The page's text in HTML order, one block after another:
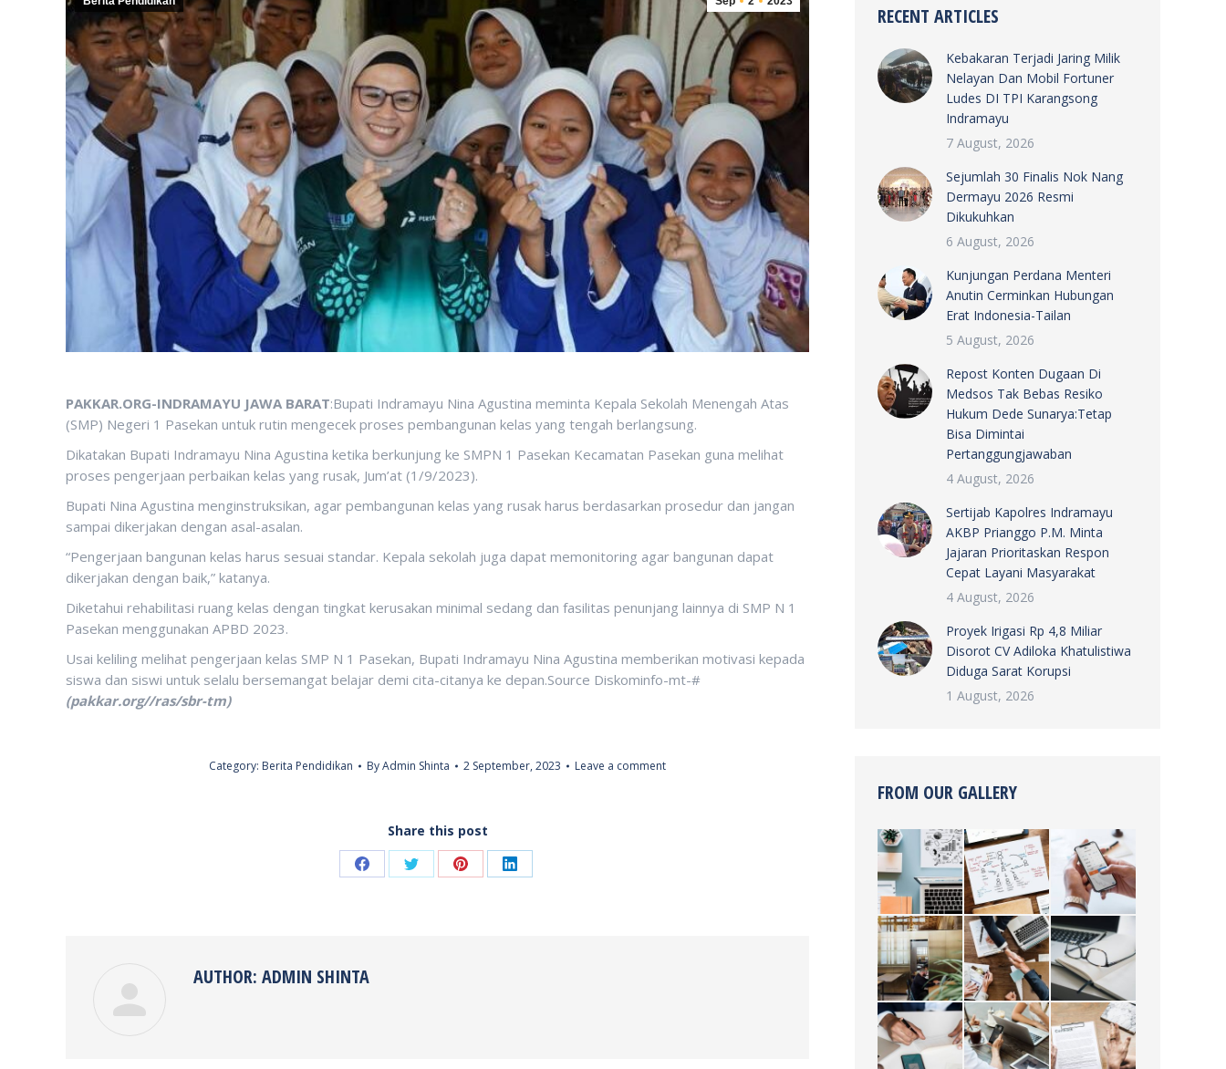
PAKKAR.ORG-INDRAMAYU JAWA BARAT:Bupati Indramayu Nina Agustina meminta Kepala Sekolah Menengah Atas
(SMP) Negeri 1 Pasekan untuk rutin mengecek proses pembangunan kelas yang tengah berlangsung.
Dikatakan Bupati Indramayu Nina Agustina ketika berkunjung ke SMPN 1 Pasekan Kecamatan Pasekan guna melihat
proses pengerjaan perbaikan kelas yang rusak, Jum’at (1/9/2023).
Bupati Nina Agustina menginstruksikan, agar pembangunan kelas yang rusak harus berdasarkan prosedur dan jangan
sampai dikerjakan dengan asal-asalan.
“Pengerjaan bangunan kelas harus sesuai standar. Kepala sekolah juga dapat memonitoring agar bangunan dapat
dikerjakan dengan baik,” katanya.
Diketahui rehabilitasi ruang kelas dengan tingkat kerusakan minimal sedang dan fasilitas penunjang lainnya di SMP N 1
Pasekan menggunakan APBD 2023.
Usai keliling melihat pengerjaan kelas SMP N 1 Pasekan, Bupati Indramayu Nina Agustina memberikan motivasi kepada
siswa dan siswi untuk selalu bersemangat belajar demi cita-citanya ke depan.Source Diskominfo-mt-#
(pakkar.org//ras/sbr-tm)
Category: Berita Pendidikan ByAdmin Shinta 2 September, 2023 Leave a comment
Share this post
Share Share Share Share
AUTHOR: ADMIN SHINTA
RECENT ARTICLES
Kebakaran Terjadi Jaring Milik
Nelayan Dan Mobil Fortuner
Ludes DI TPI Karangsong
Indramayu
7 August, 2026
Sejumlah 30 Finalis Nok Nang
Dermayu 2026 Resmi
Dikukuhkan
6 August, 2026
Kunjungan Perdana Menteri
Anutin Cerminkan Hubungan
Erat Indonesia-Tailan
5 August, 2026
Repost Konten Dugaan Di
Medsos Tak Bebas Resiko
Hukum Dede Sunarya:Tetap
Bisa Dimintai
Pertanggungjawaban
4 August, 2026
Sertijab Kapolres Indramayu
AKBP Prianggo P.M. Minta
Jajaran Prioritaskan Respon
Cepat Layani Masyarakat
4 August, 2026
Proyek Irigasi Rp 4,8 Miliar
Disorot CV Adiloka Khatulistiwa
Diduga Sarat Korupsi
1 August, 2026
FROM OUR GALLERY